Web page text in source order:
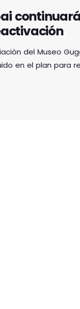
del Museo
en el plan para